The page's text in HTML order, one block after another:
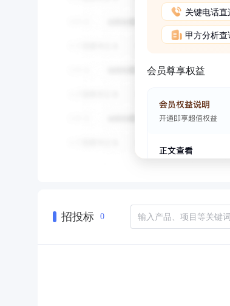
关键电话直
甲方分析查
会员尊享权益
招投标 0